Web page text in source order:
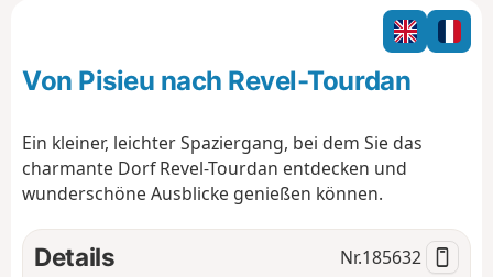
o
l
n
o
n
Von Pisieu nach Revel-Tourdan
Ein kleiner, leichter Spaziergang, bei dem Sie das
charmante Dorf Revel-Tourdan entdecken und
wunderschöne Ausblicke genießen können.
Details Nr.185632